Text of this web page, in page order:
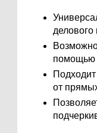
делового
помощью
от